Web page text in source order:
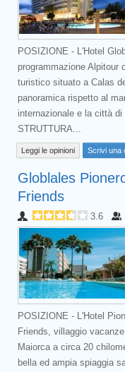
POSIZIONE - L'Hotel
programmazione Alpitour
turistico situato a Calas
panoramica rispetto al
internazionale e la città
STRUTTURA...
Leggi le opinioni Scrivi una
Globlales
Friends
3.6
POSIZIONE - L'Hotel
Friends, villaggio
Maiorca a circa 20
bella ed ampia spiaggia